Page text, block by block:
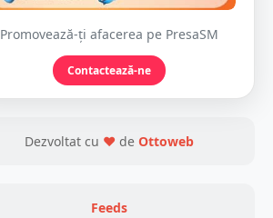
Promovează-ți afacerea pe PresaSM
Contactează-ne
Dezvoltat cu ❤ de Ottoweb
Feeds